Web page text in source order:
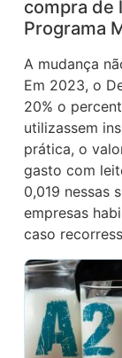
compra de
Programa
A mudança
Em 2023, o
20% o
utilizassem
prática, o
gasto com
0,019 nessas
empresas
caso